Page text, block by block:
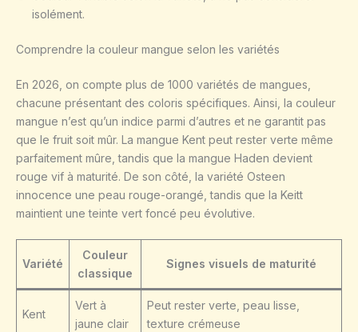
isolément.
Comprendre la couleur mangue selon les variétés
En 2026, on compte plus de 1000 variétés de mangues,
chacune présentant des coloris spécifiques. Ainsi, la couleur
mangue n’est qu’un indice parmi d’autres et ne garantit pas
que le fruit soit mûr. La mangue Kent peut rester verte même
parfaitement mûre, tandis que la mangue Haden devient
rouge vif à maturité. De son côté, la variété Osteen
innocence une peau rouge-orangé, tandis que la Keitt
maintient une teinte vert foncé peu évolutive.
Variété
Couleur
classique
Signes visuels de maturité
Kent
Vert à
jaune clair
Peut rester verte, peau lisse,
texture crémeuse